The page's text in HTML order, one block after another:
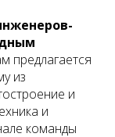
предлагается
из
и
и
команды